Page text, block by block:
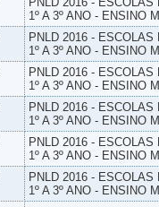
1º A 3º ANO - ENSINO
PNLD 2016 -
1º A 3º ANO - ENSINO
PNLD 2016 -
1º A 3º ANO - ENSINO
PNLD 2016 -
1º A 3º ANO - ENSINO
PNLD 2016 -
1º A 3º ANO - ENSINO
PNLD 2016 -
1º A 3º ANO - ENSINO